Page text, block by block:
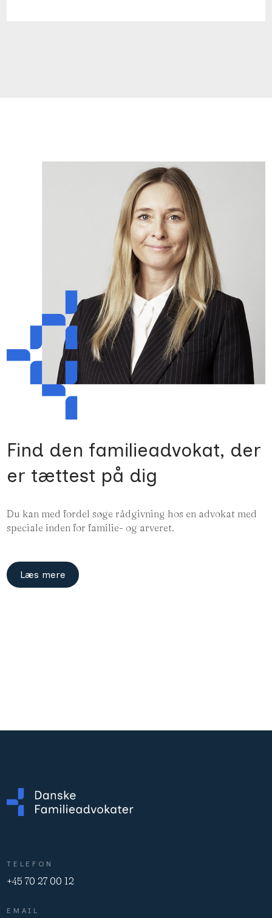
Find den familie­advokat, der
er tættest på dig
Du kan med fordel søge rådgivning hos en advokat med
speciale inden for familie- og arveret.
Læs mere
TELEFON
+45 70 27 00 12
EMAIL